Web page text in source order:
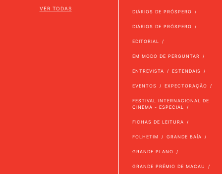
VER TODAS
DIÁRIOS DE PRÓSPERO
DIÁRIOS DE PRÓSPERO
EDITORIAL
EM MODO DE PERGUNTAR
ENTREVISTA ESTENDAIS
EVENTOS EXPECTORAÇÃO
FESTIVAL INTERNACIONAL DE
CINEMA - ESPECIAL
FICHAS DE LEITURA
FOLHETIM GRANDE BAÍA
GRANDE PLANO
GRANDE PRÉMIO DE MACAU